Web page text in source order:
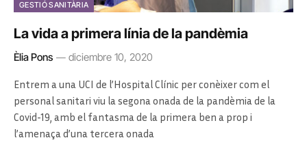
GESTIÓ SANITÀRIA
La vida a primera línia de la pandèmia
Èlia Pons diciembre 10, 2020
Entrem a una UCI de l’Hospital Clínic per conèixer com el
personal sanitari viu la segona onada de la pandèmia de la
Covid-19, amb el fantasma de la primera ben a prop i
l’amenaça d’una tercera onada